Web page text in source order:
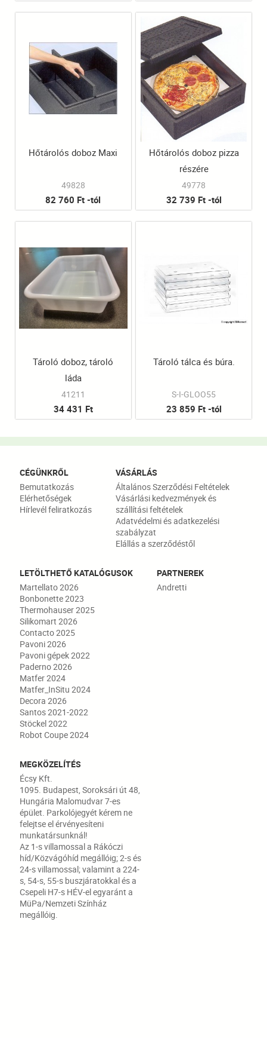
Hőtárolós doboz Maxi
49828
82 760 Ft -tól
Hőtárolós doboz pizza
részére
49778
32 739 Ft -tól
Tároló doboz, tároló
láda
41211
34 431 Ft
Tároló tálca és búra.
S-I-GLOO55
23 859 Ft -tól
CÉGÜNKRŐL
Bemutatkozás
Elérhetőségek
Hírlevél feliratkozás
VÁSÁRLÁS
Általános Szerződési Feltételek
Vásárlási kedvezmények és
szállítási feltételek
Adatvédelmi és adatkezelési
szabályzat
Elállás a szerződéstől
LETÖLTHETŐ KATALÓGUSOK
Martellato 2026
Bonbonette 2023
Thermohauser 2025
Silikomart 2026
Contacto 2025
Pavoni 2026
Pavoni gépek 2022
Paderno 2026
Matfer 2024
Matfer_InSitu 2024
Decora 2026
Santos 2021-2022
Stöckel 2022
Robot Coupe 2024
PARTNEREK
Andretti
MEGKÖZELÍTÉS
Écsy Kft.
1095. Budapest, Soroksári út 48,
Hungária Malomudvar 7-es
épület. Parkolójegyét kérem ne
felejtse el érvényesíteni
munkatársunknál!
Az 1-s villamossal a Rákóczi
híd/Közvágóhíd megállóig; 2-s és
24-s villamossal; valamint a 224-
s, 54-s, 55-s buszjáratokkal és a
Csepeli H7-s HÉV-el egyaránt a
MüPa/Nemzeti Színház
megállóig.